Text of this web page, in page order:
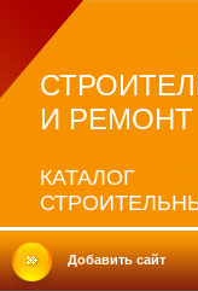
И РЕМОНТ
КАТАЛОГ
Добавить сайт